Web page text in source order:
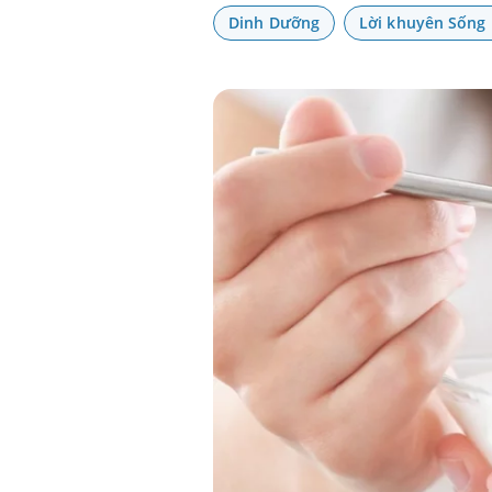
Dinh Dưỡng Lời khuyên Sống